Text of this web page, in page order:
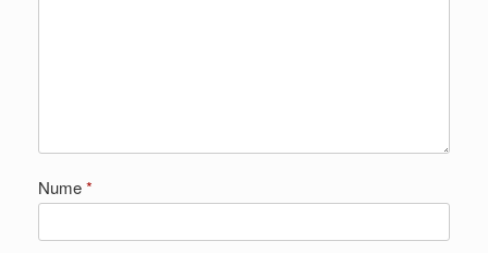
Nume*